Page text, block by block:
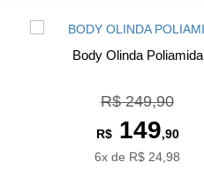
Body Olinda Poliamida
R$ 249,90
R$149,90
6x de R$ 24,98